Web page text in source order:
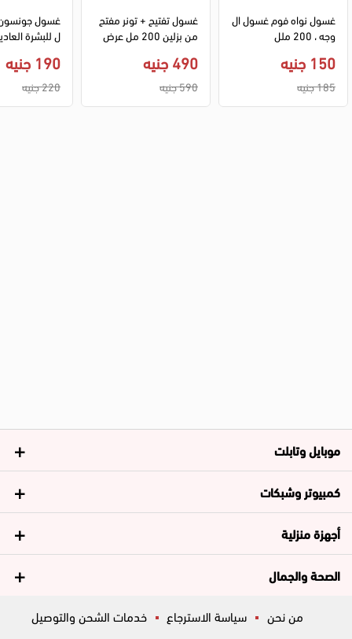
غسول نواه فوم غسول ال
وجه ، 200 ملل
150 جنيه
185 جنيه
من بزلين 200 مل عرض
490 جنيه
590 جنيه
غسول
190 جنيه
220 جنيه
موبايل وتابلت
كمبيوتر وشبكات
أجهزة منزلية
الصحة والجمال
من نحن سياسة الاسترجاع
خدمات الشحن والتوصيل